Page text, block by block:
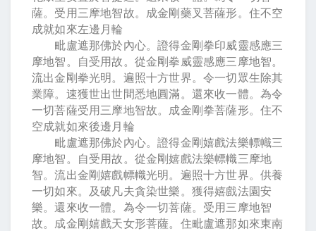
薩。受用三摩地智故。成金剛藥叉菩薩形。住不空
成就如來左邊月輪
毗盧遮那佛於內心。證得金剛拳印威靈感應三
摩地智。自受用故。從金剛拳威靈感應三摩地智。
流出金剛拳光明。遍照十方世界。令一切眾生除其
業障。速獲世出世間悉地圓滿。還來收一體。為令
一切菩薩受用三摩地智故。成金剛拳菩薩形。住不
空成就如來後邊月輪
毗盧遮那佛於內心。證得金剛嬉戲法樂幖幟三
摩地智。自受用故。從金剛嬉戲法樂幖幟三摩地
智。流出金剛嬉戲幖幟光明。遍照十方世界。供養
一切如來。及破凡夫貪染世樂。獲得嬉戲法園安
樂。還來收一體。為令一切菩薩。受用三摩地智
故。成金剛嬉戲天女形菩薩。住毗盧遮那如來東南